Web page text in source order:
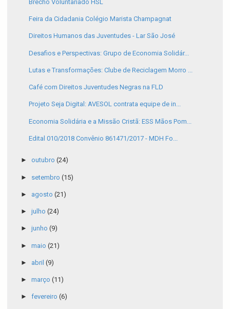
Brechó Voluntariado HSL
Feira da Cidadania Colégio Marista Champagnat
Direitos Humanos das Juventudes - Lar São José
Desafios e Perspectivas: Grupo de Economia Solidár...
Lutas e Transformações: Clube de Reciclagem Morro ...
Café com Direitos Juventudes Negras na FLD
Projeto Seja Digital: AVESOL contrata equipe de in...
Economia Solidária e a Missão Cristã: ESS Mãos Pom...
Edital 010/2018 Convênio 861471/2017 - MDH Fo...
► outubro (24)
► setembro (15)
► agosto (21)
► julho (24)
► junho (9)
► maio (21)
► abril (9)
► março (11)
► fevereiro (6)